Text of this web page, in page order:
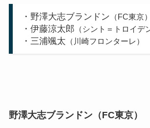
・野澤大志ブランドン （FC東京）
・伊藤涼太郎 （シント＝トロイデ
・三浦颯太 （川崎フロンターレ）
野澤大志ブランドン（FC東京）